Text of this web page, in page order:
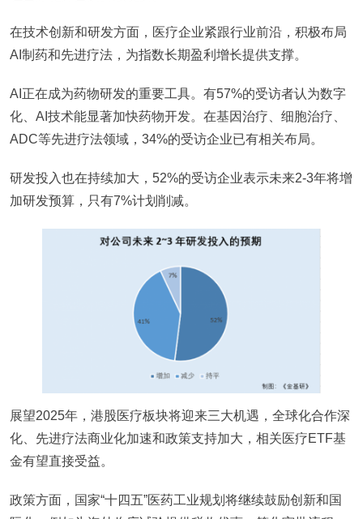
在技术创新和研发方面，医疗企业紧跟行业前沿，积极布局
AI制药和先进疗法，为指数长期盈利增长提供支撑。
AI正在成为药物研发的重要工具。有57%的受访者认为数字
化、AI技术能显著加快药物开发。在基因治疗、细胞治疗、
ADC等先进疗法领域，34%的受访企业已有相关布局。
研发投入也在持续加大，52%的受访企业表示未来2-3年将增
加研发预算，只有7%计划削减。
展望2025年，港股医疗板块将迎来三大机遇，全球化合作深
化、先进疗法商业化加速和政策支持加大，相关医疗ETF基
金有望直接受益。
政策方面，国家“十四五”医药工业规划将继续鼓励创新和国